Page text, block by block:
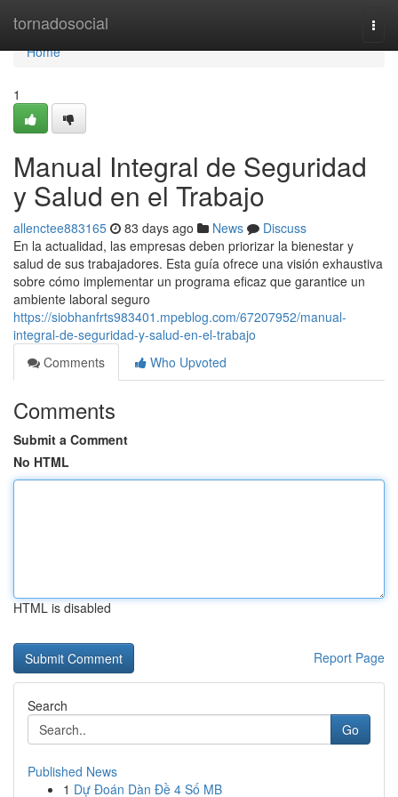
tornadosocial
Home
Home
1
Manual Integral de Seguridad
y Salud en el Trabajo
allenctee883165 83 days ago News
Discuss
En la actualidad, las empresas deben priorizar la bienestar y
salud de sus trabajadores. Esta guía ofrece una visión exhaustiva
sobre cómo implementar un programa eficaz que garantice un
ambiente laboral seguro
https://siobhanfrts983401.mpeblog.com/67207952/manual-
integral-de-seguridad-y-salud-en-el-trabajo
Comments
Who Upvoted
Comments
Submit a Comment
No HTML
HTML is disabled
Report Page
Search
Go
Published News
1 Dự Đoán Dàn Đề 4 Số MB